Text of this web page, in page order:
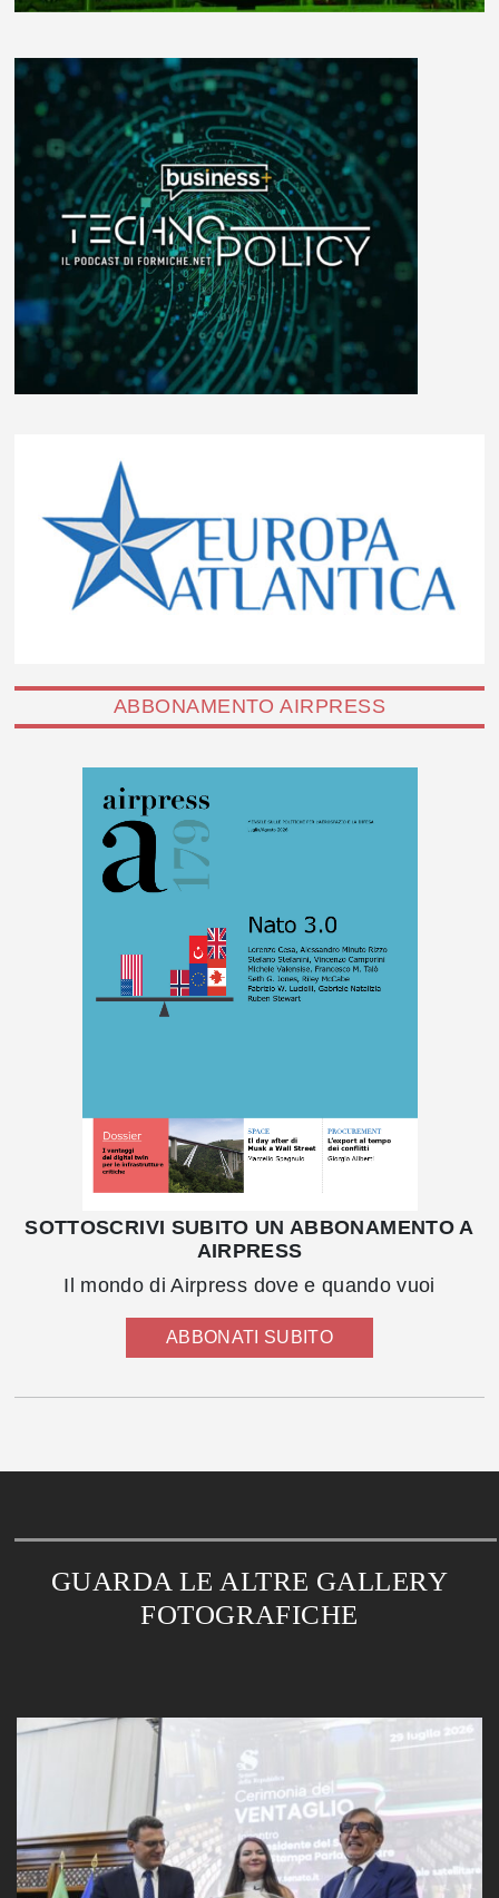
ABBONAMENTO AIRPRESS
SOTTOSCRIVI SUBITO UN ABBONAMENTO A
AIRPRESS
Il mondo di Airpress dove e quando vuoi
ABBONATI SUBITO
GUARDA LE ALTRE GALLERY
FOTOGRAFICHE